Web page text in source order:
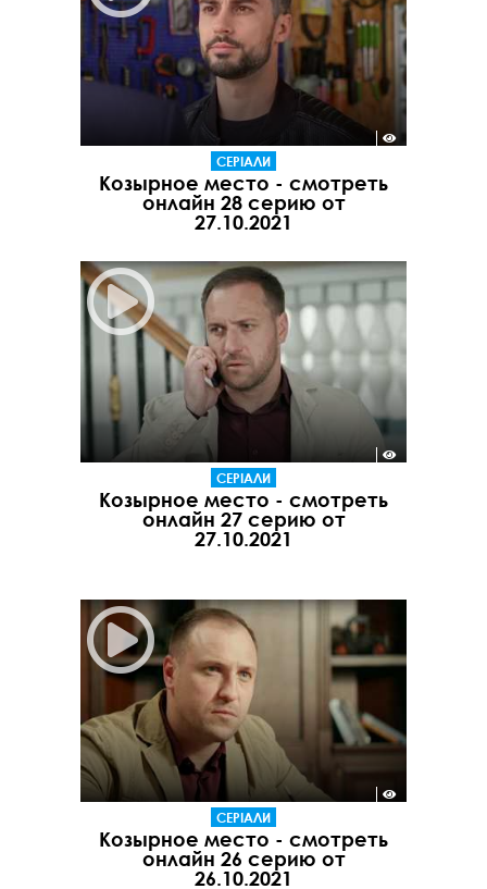
СЕРІАЛИ
Козырное место - смотреть
онлайн 28 серию от
27.10.2021
СЕРІАЛИ
Козырное место - смотреть
онлайн 27 серию от
27.10.2021
СЕРІАЛИ
Козырное место - смотреть
онлайн 26 серию от
26.10.2021